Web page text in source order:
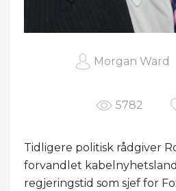
Morgan Ward
5782
Tidligere politisk rådgiver
forvandlet
regjeringstid som sjef for